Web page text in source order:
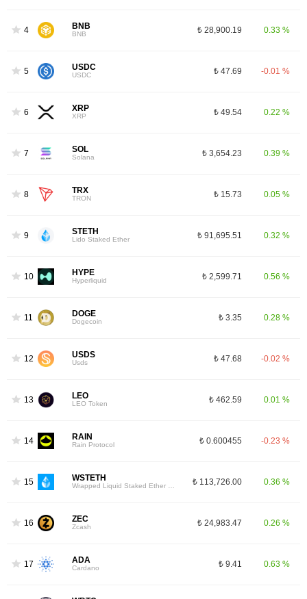
4 BNB
BNB ₺ 28,900.19 0.33 %
5 USDC
USDC ₺ 47.69 -0.01 %
6 XRP
XRP ₺ 49.54 0.22 %
7 SOL
Solana ₺ 3,654.23 0.39 %
8 TRX
TRON ₺ 15.73 0.05 %
9 STETH
Lido Staked Ether ₺ 91,695.51 0.32 %
10 HYPE
Hyperliquid ₺ 2,599.71 0.56 %
11 DOGE
Dogecoin ₺ 3.35 0.28 %
12 USDS
Usds ₺ 47.68 -0.02 %
13 LEO
LEO Token ₺ 462.59 0.01 %
14 RAIN
Rain Protocol ₺ 0.600455 -0.23 %
15 WSTETH ₺ 113,726.00 0.36 %
16 ZEC
Zcash ₺ 24,983.47 0.26 %
17 ADA
Cardano ₺ 9.41 0.63 %